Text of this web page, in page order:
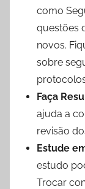
como
questões
novos.
sobre
Faça
ajuda a
revisão
Estude
estudo
Trocar